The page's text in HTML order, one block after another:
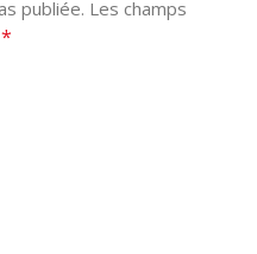
publiée. Les champs
*